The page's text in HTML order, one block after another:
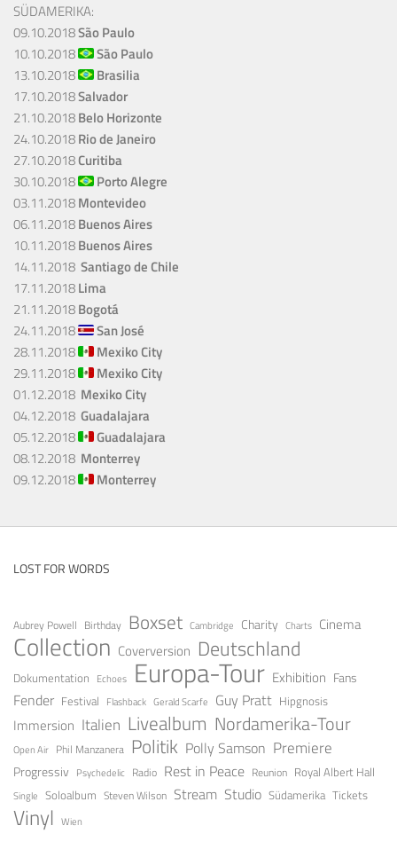
SÜDAMERIKA:
09.10.2018São Paulo
10.10.2018
São Paulo
13.10.2018
Brasilia
17.10.2018Salvador
21.10.2018Belo Horizonte
24.10.2018Rio de Janeiro
27.10.2018Curitiba
30.10.2018
Porto Alegre
03.11.2018Montevideo
06.11.2018Buenos Aires
10.11.2018Buenos Aires
14.11.2018 Santiago de Chile
17.11.2018Lima
21.11.2018Bogotá
24.11.2018
San José
28.11.2018
Mexiko City
29.11.2018
Mexiko City
01.12.2018 Mexiko City
04.12.2018 Guadalajara
05.12.2018
Guadalajara
08.12.2018 Monterrey
09.12.2018
Monterrey
LOST FOR WORDS
Aubrey Powell Birthday Boxset Cambridge Charity Charts Cinema
Collection Coverversion Deutschland
Dokumentation Echoes Europa-Tour Exhibition Fans
Fender Festival Flashback Gerald Scarfe Guy Pratt Hipgnosis
Immersion Italien Livealbum Nordamerika-Tour
Open Air Phil Manzanera Politik Polly Samson Premiere
Progressiv Psychedelic Radio Rest in Peace Reunion Royal Albert Hall
Single Soloalbum Steven Wilson Stream Studio Südamerika Tickets
Vinyl Wien